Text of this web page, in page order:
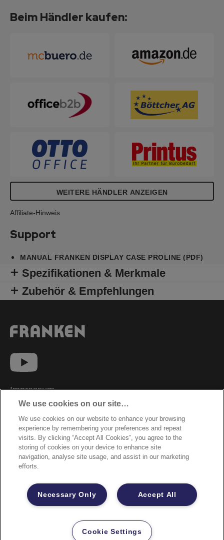
Innenbereich: 3,2 cm. Die lackierte Oberfläche ist
zum einfachen Anbringen von Notizen, Memos und
Fotos. Und für kurzfristige Notizen durch
Beim Händler kaufen:
WEITERE HÄNDLER ANZEIGEN
Affiliate-Hinweis
Support
MANUAL FRANKEN DISPLAY CASE PROLINE (PDF)
Spezifikationen & Merkmale
Zubehör & Empfehlungen
Impressum
Datenschutzhinweise
Datenzugriffsberechtigung
Sicherheitsdatenblätter
Cookie Richtlinie
Rechtliche Hinweise
Garantiebestimmungen
Site Map
©2026 ACCO Brands
We use cookies on our site…
We use cookies on our website to enhance your browsing
experience by remembering your preferences and repeat
visits. By clicking “Accept All Cookies”, you agree to the
storing of cookies on your device to enhance site
navigation, analyse site usage, and assist in our marketing
efforts.
Accept All
Necessary Only
Cookie Settings